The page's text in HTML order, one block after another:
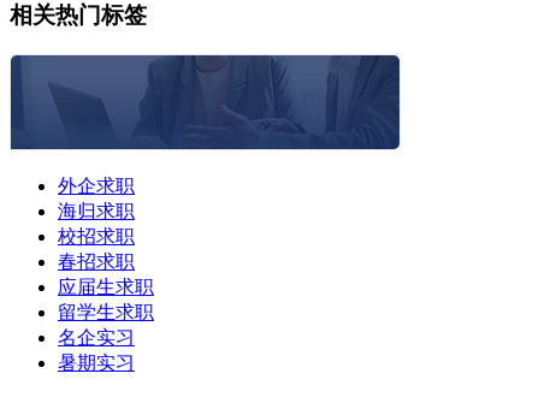
相关热门标签
外企求职
海归求职
校招求职
春招求职
应届生求职
留学生求职
名企实习
暑期实习